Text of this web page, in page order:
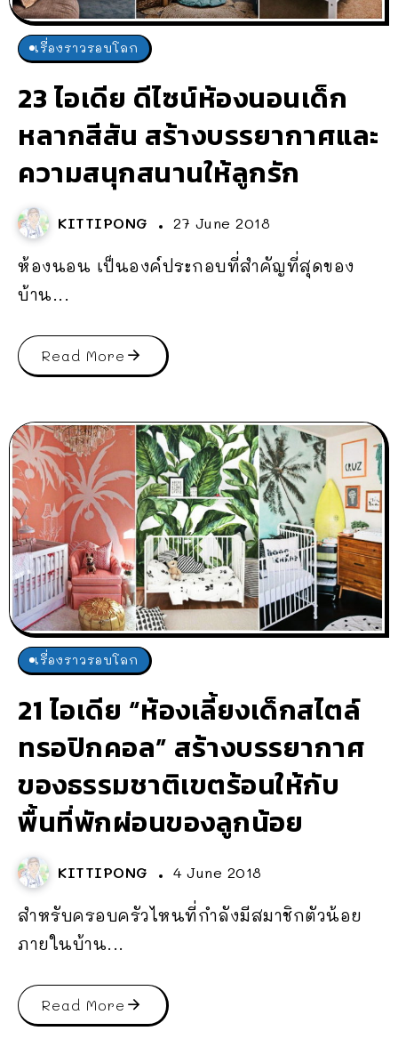
เรื่องราวรอบโลก
23 ไอเดีย ดีไซน์ห้องนอนเด็ก
หลากสีสัน สร้างบรรยากาศและ
ความสนุกสนานให้ลูกรัก
KITTIPONG 27 June 2018
ห้องนอน เป็นองค์ประกอบที่สำคัญที่สุดของ
บ้าน...
Read More
เรื่องราวรอบโลก
21 ไอเดีย “ห้องเลี้ยงเด็กสไตล์
ทรอปิกคอล” สร้างบรรยากาศ
ของธรรมชาติเขตร้อนให้กับ
พื้นที่พักผ่อนของลูกน้อย
KITTIPONG 4 June 2018
สำหรับครอบครัวไหนที่กำลังมีสมาชิกตัวน้อย
ภายในบ้าน...
Read More